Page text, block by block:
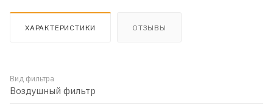
ХАРАКТЕРИСТИКИ ОТЗЫВЫ
Вид фильтра
Воздушный фильтр